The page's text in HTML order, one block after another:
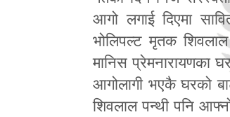
आगो लगाई दिएमा
भोलिपल्ट मृतक
मानिस प्रेमनारायणका
आगोलागी भएकै घरको
शिवलाल पन्थी पनि आफ्